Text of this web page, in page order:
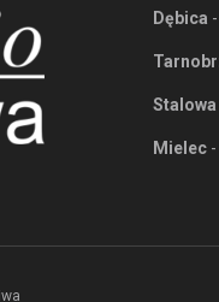
Dębica
Stalowa
Mielec